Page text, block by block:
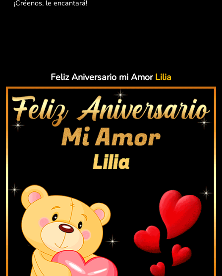
¡Créenos, le encantará!
Feliz Aniversario mi Amor Lilia